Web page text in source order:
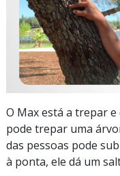
O Max está a trepar
pode trepar uma
das pessoas pode
à ponta, ele dá um